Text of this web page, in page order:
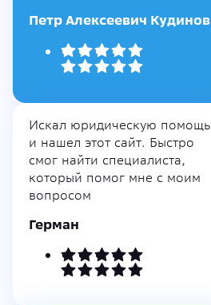
Петр Алексеевич Кудинов
Искал юридическую помощь
и нашел этот сайт. Быстро
смог найти специалиста,
который помог мне с моим
вопросом
Герман